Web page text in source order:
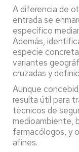
A diferencia de
entrada se
específico
Además,
especie
variantes
cruzadas y
Aunque
resulta útil para
técnicos de
medioambiente,
farmacólogos, y
afines.